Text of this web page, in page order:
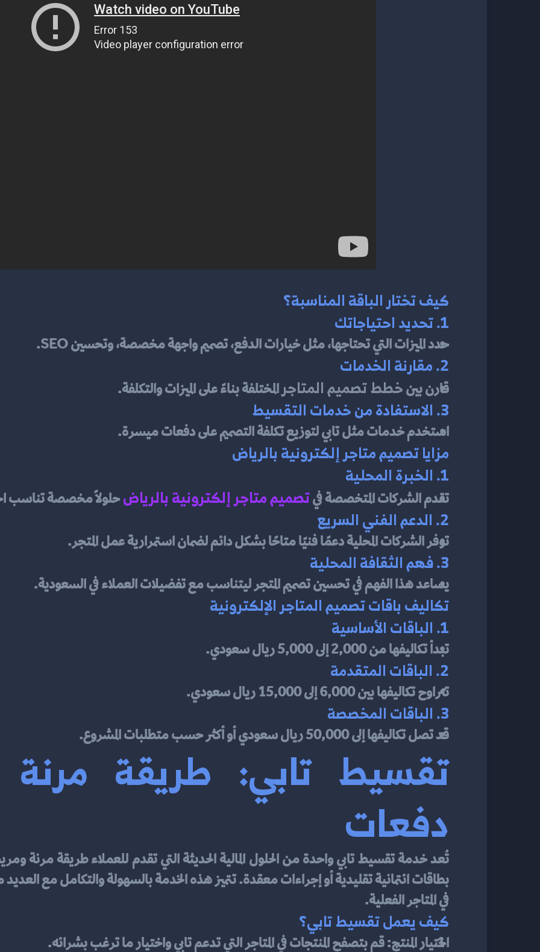
كيف تختار الباقة المناسبة؟
1. تحديد احتياجاتك
حدد الميزات التي تحتاجها، مثل خيارات الدفع، تصميم واجهة مخصصة، وتحسين SEO.
2. مقارنة الخدمات
قارن بين خطط تصميم المتاجر المختلفة بناءً على الميزات والتكلفة.
3. الاستفادة من خدمات التقسيط
استخدم خدمات مثل تابي لتوزيع تكلفة التصميم على دفعات ميسرة.
مزايا تصميم متاجر إلكترونية بالرياض
1. الخبرة المحلية
تقدم الشركات المتخصصة في تصميم متاجر إلكترونية بالرياضحلولًا مخصصة تناسب
2. الدعم الفني السريع
توفر الشركات المحلية دعمًا فنيًا متاحًا بشكل دائم لضمان استمرارية عمل المتجر.
3. فهم الثقافة المحلية
يساعد هذا الفهم في تحسين تصميم المتجر ليتناسب مع تفضيلات العملاء في السعودية.
تكاليف باقات تصميم المتاجر الإلكترونية
1. الباقات الأساسية
تبدأ تكاليفها من 2,000 إلى 5,000 ريال سعودي.
2. الباقات المتقدمة
تتراوح تكاليفها بين 6,000 إلى 15,000 ريال سعودي.
3. الباقات المخصصة
قد تصل تكاليفها إلى 50,000 ريال سعودي أو أكثر حسب متطلبات المشروع.
دفعات
في المتاجر الفعلية.
كيف يعمل تقسيط تابي؟
اختيار المنتج: قم بتصفح المنتجات في المتاجر التي تدعم تابي واختيار ما ترغب بشرائه.